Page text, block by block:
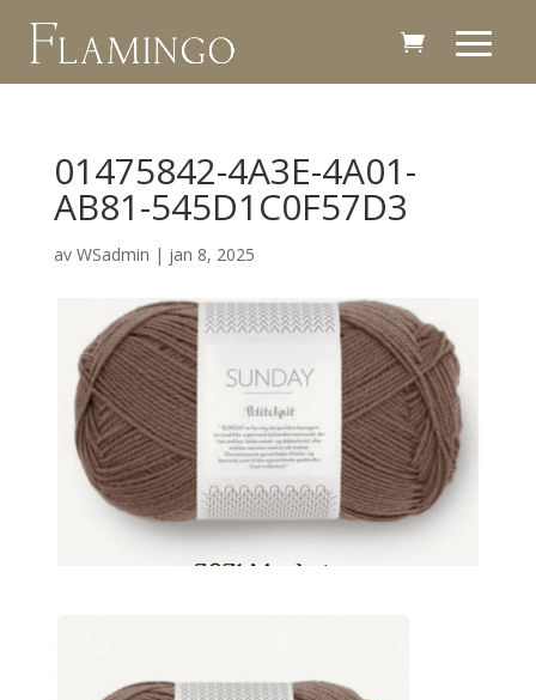
01475842-4A3E-4A01-
AB81-545D1C0F57D3
av WSadmin | jan 8, 2025